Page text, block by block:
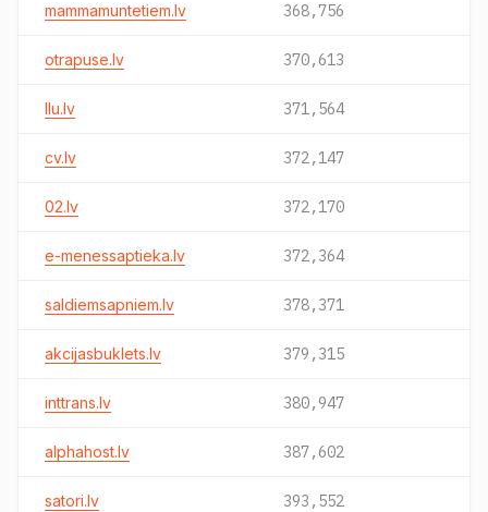
mammamuntetiem.lv 368,756
otrapuse.lv 370,613
llu.lv 371,564
cv.lv 372,147
02.lv 372,170
e-menessaptieka.lv 372,364
saldiemsapniem.lv 378,371
akcijasbuklets.lv 379,315
inttrans.lv 380,947
alphahost.lv 387,602
satori.lv 393,552